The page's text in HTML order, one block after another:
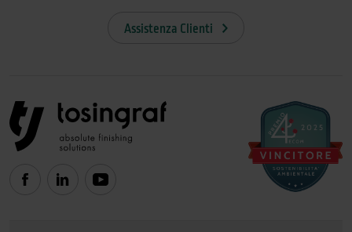
Assistenza Clienti